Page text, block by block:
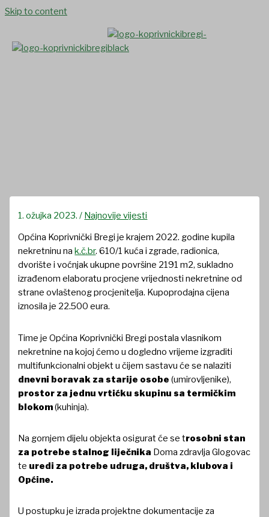
Skip to content
1. ožujka 2023./ Najnovije vijesti
Općina Koprivnički Bregi je krajem 2022. godine kupila
nekretninu na k.č.br. 610/1 kuća i zgrade, radionica,
dvorište i voćnjak ukupne površine 2191 m2, sukladno
izrađenom elaboratu procjene vrijednosti nekretnine od
strane ovlaštenog procjenitelja. Kupoprodajna cijena
iznosila je 22.500 eura.
Time je Općina Koprivnički Bregi postala vlasnikom
nekretnine na kojoj ćemo u dogledno vrijeme izgraditi
multifunkcionalni objekt u čijem sastavu će se nalaziti
dnevni boravak za starije osobe (umirovljenike),
prostor za jednu vrtićku skupinu sa termičkim
blokom(kuhinja).
Na gornjem dijelu objekta osigurat će se trosobni stan
za potrebe stalnog liječnika Doma zdravlja Glogovac
te uredi za potrebe udruga, društva, klubova i
Općine.
U postupku je izrada projektne dokumentacije za